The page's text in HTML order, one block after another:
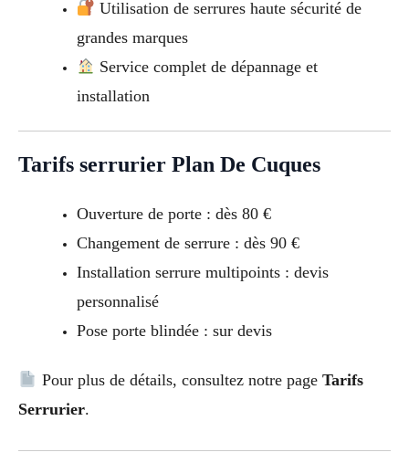
Utilisation de serrures haute sécurité de
grandes marques
Service complet de dépannage et
installation
Tarifs serrurier Plan De Cuques
Ouverture de porte : dès 80 €
Changement de serrure : dès 90 €
Installation serrure multipoints : devis
personnalisé
Pose porte blindée : sur devis
Pour plus de détails, consultez notre page Tarifs
Serrurier.